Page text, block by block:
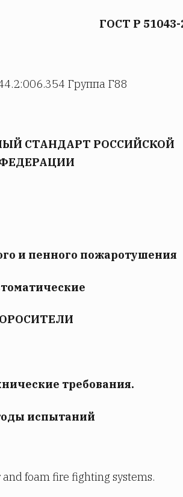
ГОСТ Р 51043-
Группа Г88
СТАНДАРТ РОССИЙСКОЙ
и пенного пожаротушения
ОРОСИТЕЛИ
требования.
испытаний
foam fire fighting systems.